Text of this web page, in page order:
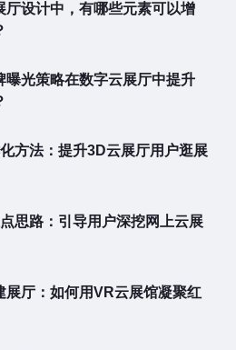
厅设计中，有哪些元素可以增
曝光策略在数字云展厅中提升
方法：提升3D云展厅用户逛展
思路：引导用户深挖网上云展
展厅：如何用VR云展馆凝聚红